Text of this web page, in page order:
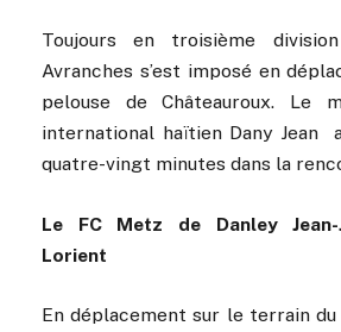
Toujours en troisième
Avranches s’est imposé en
pelouse de Châteauroux. Le
international haïtien Dany Jean
quatre-vingt minutes dans la
Le FC Metz de Danley Jean-
Lorient
En déplacement sur le terrain du